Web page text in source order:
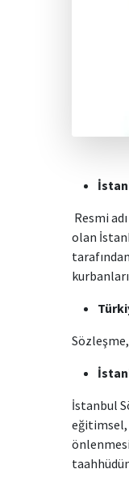
Resmi
olan
İstanbul
eğitimsel,